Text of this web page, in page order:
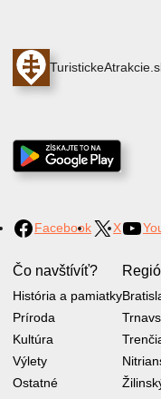
Facebook X
Čo navštívíť?
História a pamiatky
Príroda
Kultúra
Výlety
Ostatné